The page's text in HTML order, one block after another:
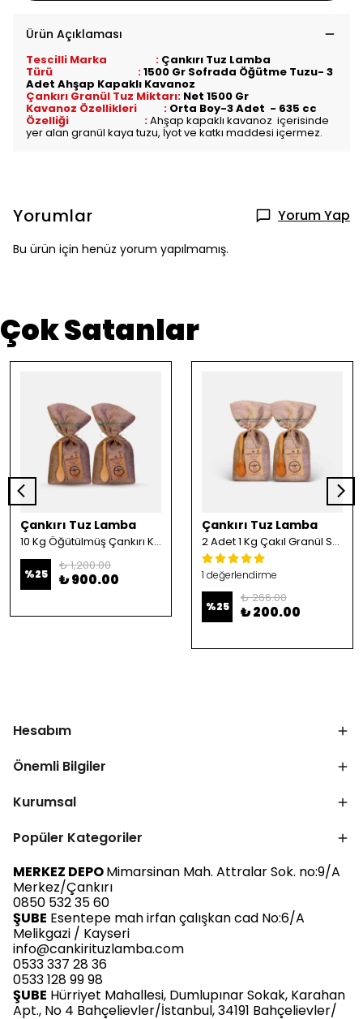
Ürün Açıklaması
Tescilli Marka : Çankırı Tuz Lamba
Türü :1500 Gr Sofrada Öğütme Tuzu- 3
Adet Ahşap Kapaklı Kavanoz
Çankırı Granül Tuz Miktarı: Net 1500 Gr
Kavanoz Özellikleri : Orta Boy-3 Adet - 635 cc
Özelliği :Ahşap kapaklı kavanoz içerisinde
yer alan granül kaya tuzu, İyot ve katkı maddesi içermez.
Yorumlar Yorum Yap
Bu ürün için henüz yorum yapılmamış.
Çok Satanlar
Çankırı Tuz Lamba
10 Kg Öğütülmüş Çankırı Kristal Kaya Tuzu
%25
₺ 1,200.00
₺ 900.00
Çankırı Tuz Lamba
2 Adet 1 Kg Çakıl Granül Sofrada Öğütme Tuzu
1 değerlendirme
%25
₺ 266.00
₺ 200.00
Hesabım
Önemli Bilgiler
Kurumsal
Popüler Kategoriler
MERKEZ DEPOMimarsinan Mah. Attralar Sok. no:9/A
Merkez/Çankırı
0850 532 35 60
ŞUBE Esentepe mah irfan çalışkan cad No:6/A
Melikgazi / Kayseri
info@cankirituzlamba.com
0533 337 28 36
0533 128 99 98
ŞUBE Hürriyet Mahallesi, Dumlupınar Sokak, Karahan
Apt., No 4 Bahçelievler/İstanbul, 34191 Bahçelievler/